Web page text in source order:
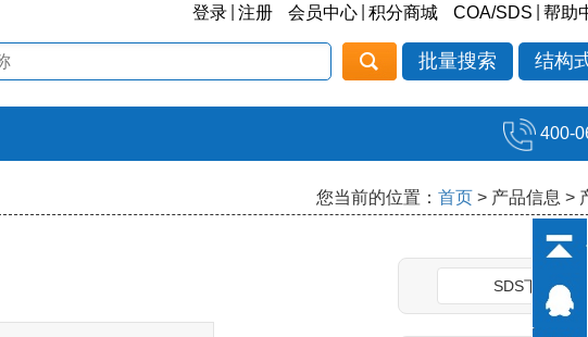
登录 注册 会员中心 积分商城 COA/SDS 帮助
批量搜索 结构
400-
您当前的位置： 首页 > 产品信息 >
SDS下载